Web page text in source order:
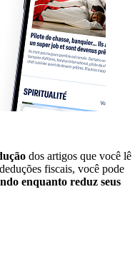
dos artigos que você lê
fiscais, você pode
enquanto reduz seus